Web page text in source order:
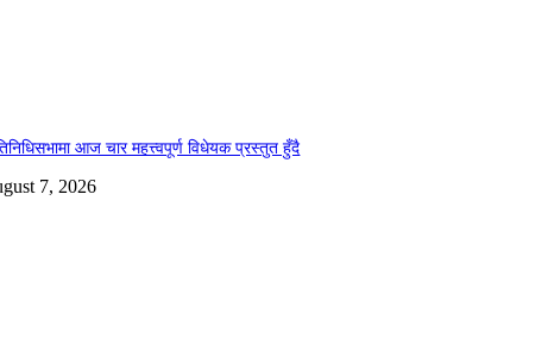
आज चार महत्त्वपूर्ण विधेयक प्रस्तुत हुँदै
7, 2026